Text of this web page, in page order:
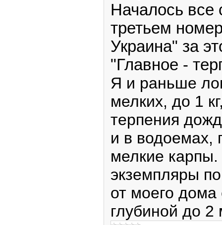
Началось все
третьем
Украина" за
"Главное -
Я и раньше
мелких, до 1
терпения
и в водоемах,
мелкие
экземпляры
от моего
глубиной до